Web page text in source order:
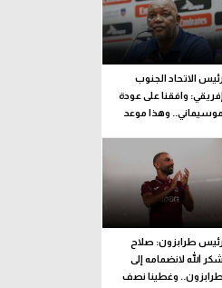
رئيس الاتحاد الجنوب
إفريقي: وافقنا على عودة
موسيماني.. وهذا موعد
رئيس طرابزون: صلاح
شكر الله لانضمامه إلى
طرابزون.. وغطينا نصف